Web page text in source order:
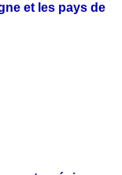
et les pays de